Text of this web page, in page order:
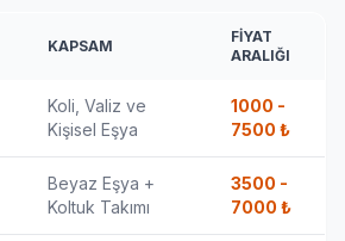
KAPSAM
FIYAT
ARALIĞI
Koli, Valiz ve
Kişisel Eşya
1000 -
7500 ₺
Beyaz Eşya +
Koltuk Takımı
3500 -
7000 ₺